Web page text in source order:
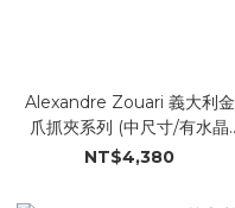
Alexandre Zouari 義大利金
爪抓夾系列 (中尺寸/有水晶
#20014_QQ)
NT$4,380